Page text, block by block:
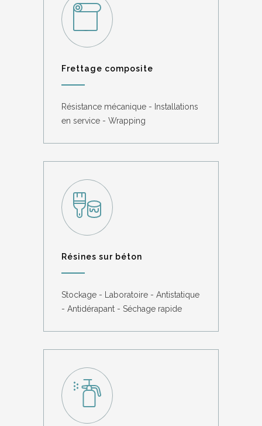
Frettage composite
Résistance mécanique - Installations
en service - Wrapping
Résines sur béton
Stockage - Laboratoire - Antistatique
- Antidérapant - Séchage rapide